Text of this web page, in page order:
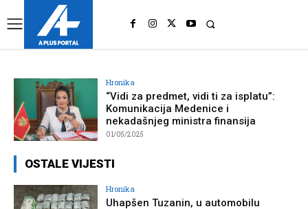
Hronika
“Vidi za predmet, vidi ti za isplatu”:
Komunikacija Medenice i
nekadašnjeg ministra finansija
01/05/2025
OSTALE VIJESTI
Hronika
Uhapšen Tuzanin, u automobilu